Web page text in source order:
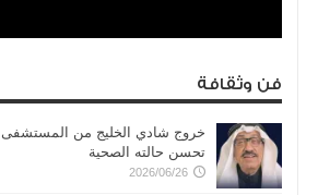
فن وثقافة
خروج شادي الخليج من المستشفى
تحسن حالته الصحية
2026/06/26